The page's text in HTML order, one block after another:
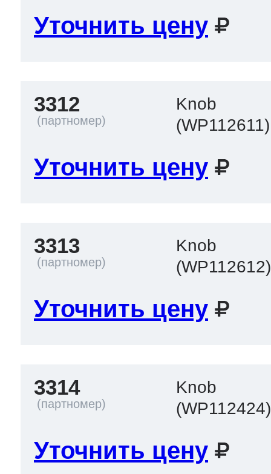
Уточнить цену
3312
Knob
(WP112611)
Уточнить цену
3313
Knob
(WP112612)
Уточнить цену
3314
Knob
(WP112424)
Уточнить цену